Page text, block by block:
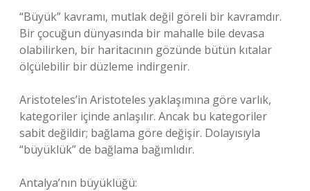
“Büyük” kavramı, mutlak değil göreli bir kavramdır.
Bir çocuğun dünyasında bir mahalle bile devasa
olabilirken, bir haritacının gözünde bütün kıtalar
ölçülebilir bir düzleme indirgenir.
Aristoteles’in Aristoteles yaklaşımına göre varlık,
kategoriler içinde anlaşılır. Ancak bu kategoriler
sabit değildir; bağlama göre değişir. Dolayısıyla
“büyüklük” de bağlama bağımlıdır.
Antalya’nın büyüklüğü: